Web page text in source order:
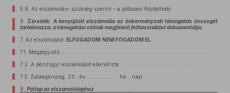
5.8. Az elszámolás– szükség szerint – a pótlapon folytatható.
6.
Záradék: A benyújtott elszámolás az önkormányzati támogatás összegét
tartalmazza, a támogatási célnak megfelelő felhasználást dokumentálja.
7. Az elszámolást: ELFOGADOM NEM FOGADOM EL
7.1.
Megjegyzés: …………………………………………………………………………………….
7.2. A pénzügyi elszámolást ellenőrizte: …………………………………………
7.3.
Zalaegerszeg, 20.. év ……………….. hó …nap
8. Pótlap az elszámolólaphoz